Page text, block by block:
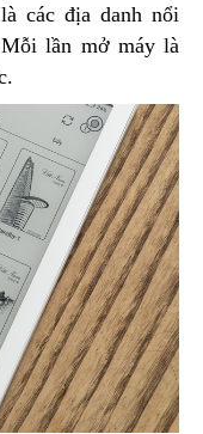
các địa danh nổi
lần mở máy là